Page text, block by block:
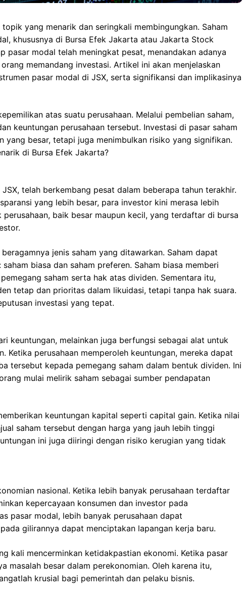
yang menarik dan seringkali membingungkan. Saham
khususnya di Bursa Efek Jakarta atau Jakarta Stock
pasar modal telah meningkat pesat, menandakan adanya
memandang investasi. Artikel ini akan menjelaskan
pasar modal di JSX, serta signifikansi dan implikasinya
atas suatu perusahaan. Melalui pembelian saham,
keuntungan perusahaan tersebut. Investasi di pasar saham
yang besar, tetapi juga menimbulkan risiko yang signifikan.
di Bursa Efek Jakarta?
telah berkembang pesat dalam beberapa tahun terakhir.
yang lebih besar, para investor kini merasa lebih
baik besar maupun kecil, yang terdaftar di bursa
jenis saham yang ditawarkan. Saham dapat
biasa dan saham preferen. Saham biasa memberi
saham serta hak atas dividen. Sementara itu,
tetap dan prioritas dalam likuidasi, tetapi tanpa hak suara.
investasi yang tepat.
keuntungan, melainkan juga berfungsi sebagai alat untuk
Ketika perusahaan memperoleh keuntungan, mereka dapat
tersebut kepada pemegang saham dalam bentuk dividen. Ini
mulai melirik saham sebagai sumber pendapatan
keuntungan kapital seperti capital gain. Ketika nilai
saham tersebut dengan harga yang jauh lebih tinggi
ini juga diiringi dengan risiko kerugian yang tidak
nasional. Ketika lebih banyak perusahaan terdaftar
kepercayaan konsumen dan investor pada
pasar modal, lebih banyak perusahaan dapat
gilirannya dapat menciptakan lapangan kerja baru.
kali mencerminkan ketidakpastian ekonomi. Ketika pasar
masalah besar dalam perekonomian. Oleh karena itu,
krusial bagi pemerintah dan pelaku bisnis.